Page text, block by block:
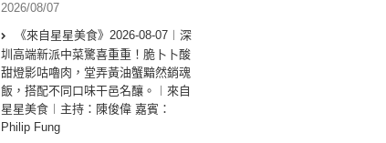
2026/08/07
《來自星星美食》2026-08-07︱深
圳高端新派中菜驚喜重重！脆卜卜酸
甜燈影咕嚕肉，堂弄黃油蟹黯然銷魂
飯，搭配不同口味干邑名釀。︱來自
星星美食︱主持：陳俊偉 嘉賓：
Philip Fung